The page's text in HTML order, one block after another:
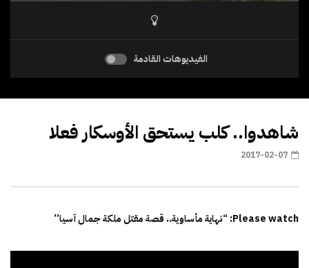
الفيديوهات القادمة
شاهدوا.. كلب يستحق الأوسكار فعلا
2017-02-07
Please watch: “نهاية مأساوية.. قصة مقتل ملكة جمال آسيا”